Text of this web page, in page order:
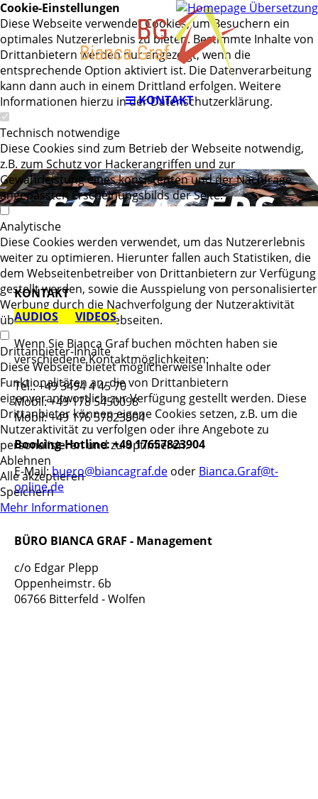
KONTAKT
des
Deutschen
POP -
SCHLAGERS
KONTAKT
AUDIOS
VIDEOS
Wenn Sie Bianca Graf buchen möchten haben sie
verschiedene Kontaktmöglichkeiten:
Tel.: +49 3494 4 45 70
Mobil: +49 178 5450098
Mobil: +49 176 57823904
Booking-Hotline: +49 17657823904
E-Mail:buero@biancagraf.de oder Bianca.Graf@t-
online.de
BÜRO BIANCA GRAF - Management
c/o Edgar Plepp
Oppenheimstr. 6b
06766 Bitterfeld - Wolfen
Cookie-Einstellungen
Diese Webseite verwendet Cookies, um Besuchern ein
optimales Nutzererlebnis zu bieten. Bestimmte Inhalte von
Drittanbietern werden nur angezeigt, wenn die
entsprechende Option aktiviert ist. Die Datenverarbeitung
kann dann auch in einem Drittland erfolgen. Weitere
Informationen hierzu in der Datenschutzerklärung.
Technisch notwendige
Diese Cookies sind zum Betrieb der Webseite notwendig,
z.B. zum Schutz vor Hackerangriffen und zur
Gewährleistung eines konsistenten und der Nachfrage
angepassten Erscheinungsbilds der Seite.
Analytische
Diese Cookies werden verwendet, um das Nutzererlebnis
weiter zu optimieren. Hierunter fallen auch Statistiken, die
dem Webseitenbetreiber von Drittanbietern zur Verfügung
gestellt werden, sowie die Ausspielung von personalisierter
Werbung durch die Nachverfolgung der Nutzeraktivität
über verschiedene Webseiten.
Drittanbieter-Inhalte
Diese Webseite bietet möglicherweise Inhalte oder
Funktionalitäten an, die von Drittanbietern
eigenverantwortlich zur Verfügung gestellt werden. Diese
Drittanbieter können eigene Cookies setzen, z.B. um die
Nutzeraktivität zu verfolgen oder ihre Angebote zu
personalisieren und zu optimieren.
Ablehnen
Alle akzeptieren
Speichern
Mehr Informationen